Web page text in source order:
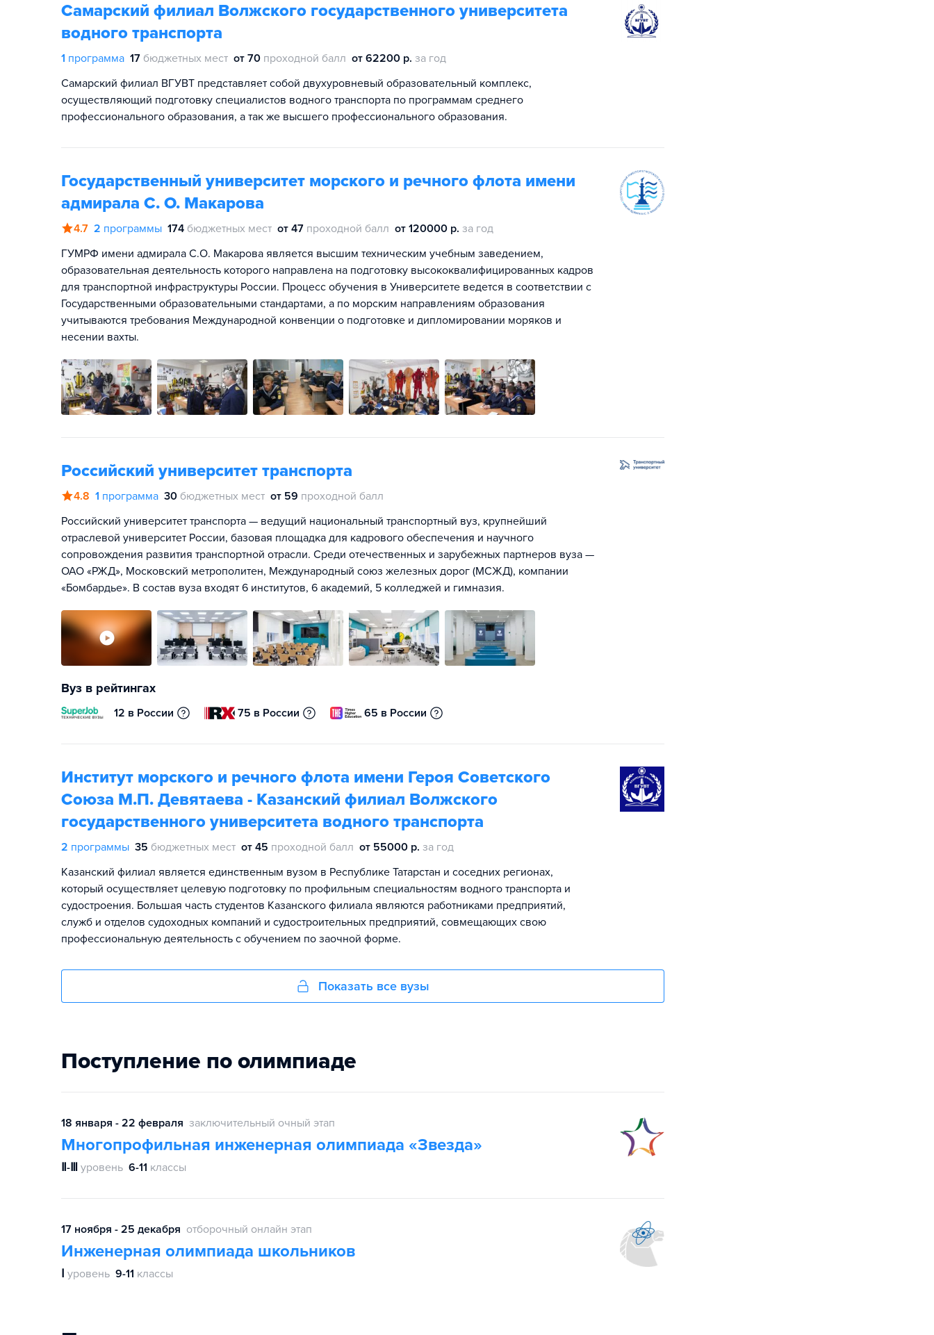
Самарский филиал Волжского государственного университета
водного транспорта
1 программа 17 бюджетных мест от 70 проходной балл от 62200 р. за год
Самарский филиал ВГУВТ представляет собой двухуровневый образовательный комплекс,
осуществляющий подготовку специалистов водного транспорта по программам среднего
профессионального образования, а так же высшего профессионального образования.
Государственный университет морского и речного флота имени
адмирала С. О. Макарова
4.7 2 программы 174 бюджетных мест от 47 проходной балл от 120000 р. за год
ГУМРФ имени адмирала С.О. Макарова является высшим техническим учебным заведением,
образовательная деятельность которого направлена на подготовку высококвалифицированных кадров
для транспортной инфраструктуры России. Процесс обучения в Университете ведется в соответствии с
Государственными образовательными стандартами, а по морским направлениям образования
учитываются требования Международной конвенции о подготовке и дипломировании моряков и
несении вахты.
Российский университет транспорта
4.8 1 программа 30 бюджетных мест от 59 проходной балл
Российский университет транспорта — ведущий национальный транспортный вуз, крупнейший
отраслевой университет России, базовая площадка для кадрового обеспечения и научного
сопровождения развития транспортной отрасли. Среди отечественных и зарубежных партнеров вуза —
ОАО «РЖД», Московский метрополитен, Международный союз железных дорог (МСЖД), компании
«Бомбардье». В состав вуза входят 6 институтов, 6 академий, 5 колледжей и гимназия.
Вуз в рейтингах
12 в России 75 в России 65 в России
Институт морского и речного флота имени Героя Советского
Союза М.П. Девятаева - Казанский филиал Волжского
государственного университета водного транспорта
2 программы 35 бюджетных мест от 45 проходной балл от 55000 р. за год
Казанский филиал является единственным вузом в Республике Татарстан и соседних регионах,
который осуществляет целевую подготовку по профильным специальностям водного транспорта и
судостроения. Большая часть студентов Казанского филиала являются работниками предприятий,
служб и отделов судоходных компаний и судостроительных предприятий, совмещающих свою
профессиональную деятельность с обучением по заочной форме.
Показать все вузы
Поступление по олимпиаде
18 января - 22 февраля заключительный очный этап
Многопрофильная инженерная олимпиада «Звезда»
Ⅱ-Ⅲ уровень 6-11 классы
17 ноября - 25 декабря отборочный онлайн этап
Инженерная олимпиада школьников
Ⅰ уровень 9-11 классы